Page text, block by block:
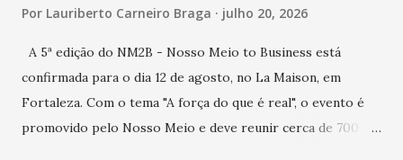
Por Lauriberto Carneiro Braga julho 20, 2026
A 5ª edição do NM2B - Nosso Meio to Business está
confirmada para o dia 12 de agosto, no La Maison, em
Fortaleza. Com o tema "A força do que é real", o evento é
promovido pelo Nosso Meio e deve reunir cerca de 700